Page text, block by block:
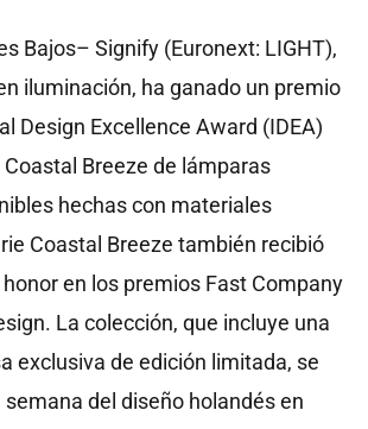
Bajos– Signify (Euronext: LIGHT),
iluminación, ha ganado un premio
Design Excellence Award (IDEA)
Breeze de lámparas
hechas con materiales
Coastal Breeze también recibió
en los premios Fast Company
La colección, que incluye una
exclusiva de edición limitada, se
del diseño holandés en